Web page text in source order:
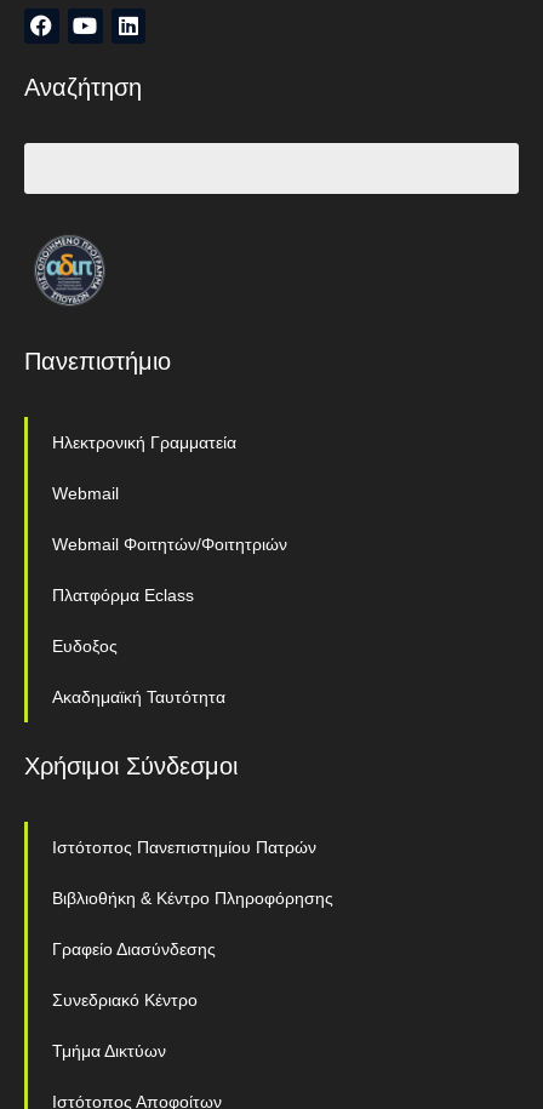
Αναζήτηση
Πανεπιστήμιο
Ηλεκτρονική Γραμματεία
Webmail
Webmail Φοιτητών/Φοιτητριών
Πλατφόρμα Eclass
Ευδοξος
Ακαδημαϊκή Ταυτότητα
Χρήσιμοι Σύνδεσμοι
Ιστότοπος Πανεπιστημίου Πατρών
Βιβλιοθήκη & Κέντρο Πληροφόρησης
Γραφείο Διασύνδεσης
Συνεδριακό Κέντρο
Τμήμα Δικτύων
Ιστότοπος Αποφοίτων